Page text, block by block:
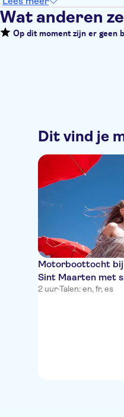
Wat anderen
Op dit moment zijn er geen
Dit vind je
Motorboottocht bij
Sint Maarten met
2 uur·Talen: en, fr, es